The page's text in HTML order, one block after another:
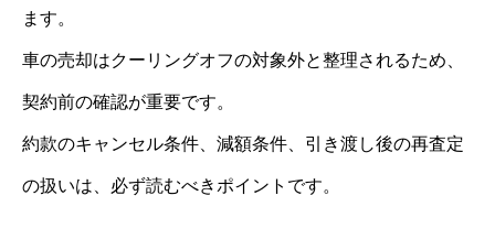
ます。
車の売却はクーリングオフの対象外と整理されるため、
契約前の確認が重要です。
約款のキャンセル条件、減額条件、引き渡し後の再査定
の扱いは、必ず読むべきポイントです。